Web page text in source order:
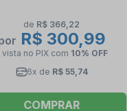
de R$ 366,22
R$ 300,99
vista no PIX com 10% OFF
6x de R$ 55,74
COMPRAR